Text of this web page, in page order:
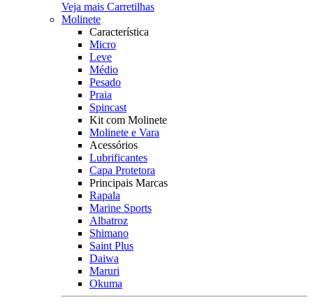
Veja mais Carretilhas
Molinete
Característica
Micro
Leve
Médio
Pesado
Praia
Spincast
Kit com Molinete
Molinete e Vara
Acessórios
Lubrificantes
Capa Protetora
Principais Marcas
Rapala
Marine Sports
Albatroz
Shimano
Saint Plus
Daiwa
Maruri
Okuma